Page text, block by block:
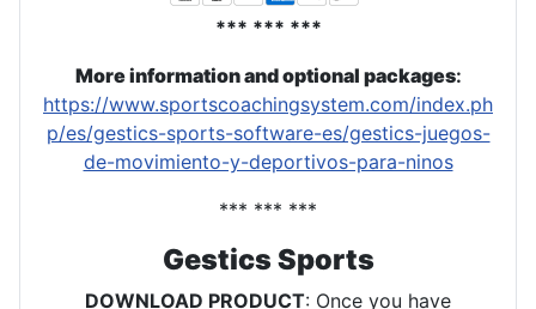
*** *** ***
More information and optional packages:
https://www.sportscoachingsystem.com/index.ph
p/es/gestics-sports-software-es/gestics-juegos-
de-movimiento-y-deportivos-para-ninos
*** *** ***
Gestics Sports
DOWNLOAD PRODUCT: Once you have